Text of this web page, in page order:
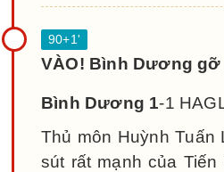
VÀO! Bình Dương gỡ
Bình Dương 1-1
Thủ môn Huỳnh Tuấn
sút rất mạnh của